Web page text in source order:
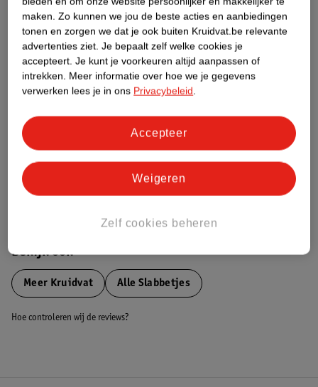
Productinformatie
Etiketinformatie
Nature Impact Score
Impact Score.
Meer informatie
Bestel & Bezorginformatie
Bekijk ook
Meer Kruidvat Alle Slabbetjes
Hoe controleren wij de reviews?
maken. Zo kunnen we jou de beste acties en aanbiedingen
tonen en zorgen we dat je ook buiten Kruidvat.be relevante
advertenties ziet. Je bepaalt zelf welke cookies je
accepteert. Je kunt je voorkeuren altijd aanpassen of
intrekken. Meer informatie over hoe we je gegevens
verwerken lees je in ons Privacybeleid.
Zelf cookies beheren
Weigeren
Accepteer